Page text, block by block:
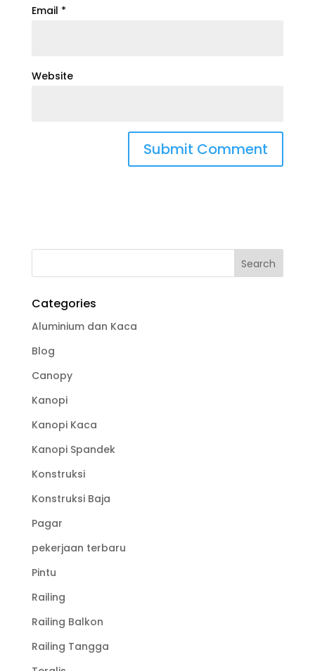
Email *
Website
Categories
Aluminium dan Kaca
Blog
Canopy
Kanopi
Kanopi Kaca
Kanopi Spandek
Konstruksi
Konstruksi Baja
Pagar
pekerjaan terbaru
Pintu
Railing
Railing Balkon
Railing Tangga